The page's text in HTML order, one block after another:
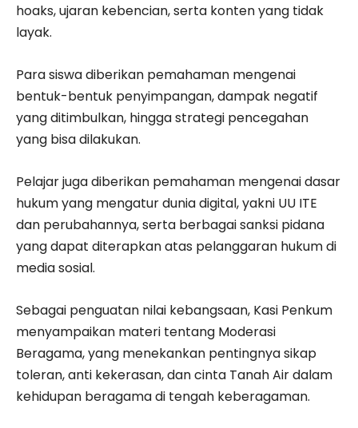
hoaks, ujaran kebencian, serta konten yang tidak
layak.
Para siswa diberikan pemahaman mengenai
bentuk-bentuk penyimpangan, dampak negatif
yang ditimbulkan, hingga strategi pencegahan
yang bisa dilakukan.
Pelajar juga diberikan pemahaman mengenai dasar
hukum yang mengatur dunia digital, yakni UU ITE
dan perubahannya, serta berbagai sanksi pidana
yang dapat diterapkan atas pelanggaran hukum di
media sosial.
Sebagai penguatan nilai kebangsaan, Kasi Penkum
menyampaikan materi tentang Moderasi
Beragama, yang menekankan pentingnya sikap
toleran, anti kekerasan, dan cinta Tanah Air dalam
kehidupan beragama di tengah keberagaman.